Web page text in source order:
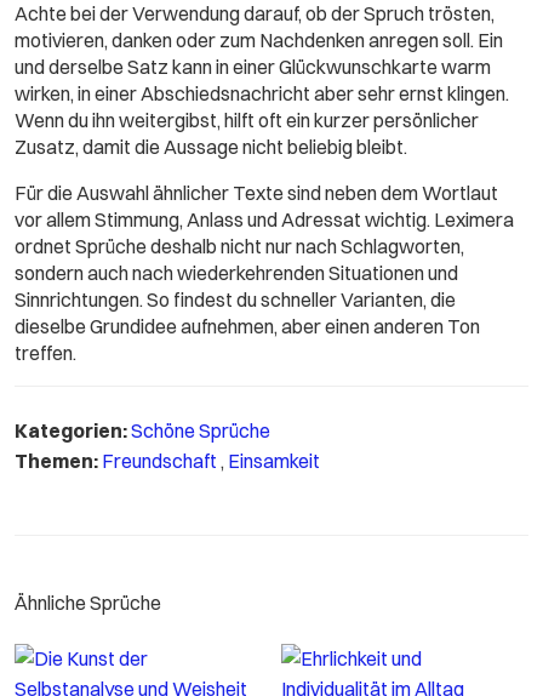
Achte bei der Verwendung darauf, ob der Spruch trösten,
motivieren, danken oder zum Nachdenken anregen soll. Ein
und derselbe Satz kann in einer Glückwunschkarte warm
wirken, in einer Abschiedsnachricht aber sehr ernst klingen.
Wenn du ihn weitergibst, hilft oft ein kurzer persönlicher
Zusatz, damit die Aussage nicht beliebig bleibt.
Für die Auswahl ähnlicher Texte sind neben dem Wortlaut
vor allem Stimmung, Anlass und Adressat wichtig. Leximera
ordnet Sprüche deshalb nicht nur nach Schlagworten,
sondern auch nach wiederkehrenden Situationen und
Sinnrichtungen. So findest du schneller Varianten, die
dieselbe Grundidee aufnehmen, aber einen anderen Ton
treffen.
Kategorien:Schöne Sprüche
Themen: Freundschaft , Einsamkeit
Ähnliche Sprüche